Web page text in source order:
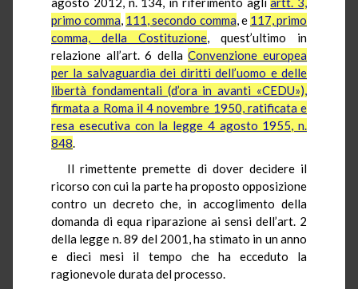
primo comma, 111, secondo comma, e 117, primo
comma, della Costituzione, quest’ultimo in
relazione all’art. 6 dellaConvenzione europea
per la salvaguardia dei diritti dell’uomo e delle
libertà fondamentali (d’ora in avanti «CEDU»),
firmata a Roma il 4 novembre 1950, ratificata e
resa esecutiva con la legge 4 agosto 1955, n.
848.
Il rimettente premette di dover decidere il
ricorso con cui la parte ha proposto opposizione
contro un decreto che, in accoglimento della
domanda di equa riparazione ai sensi dell’art. 2
della legge n. 89 del 2001, ha stimato in un anno
e dieci mesi il tempo che ha ecceduto la
ragionevole durata del processo.